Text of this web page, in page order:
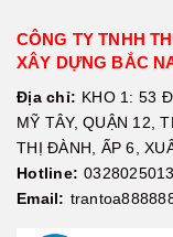
CÔNG TY TNHH
XÂY DỰNG BẮC
Địa chỉ: KHO 1: 53
MỸ TÂY, QUẬN 12,
THỊ ĐÀNH, ẤP 6,
Hotline: 0328025013
Email: